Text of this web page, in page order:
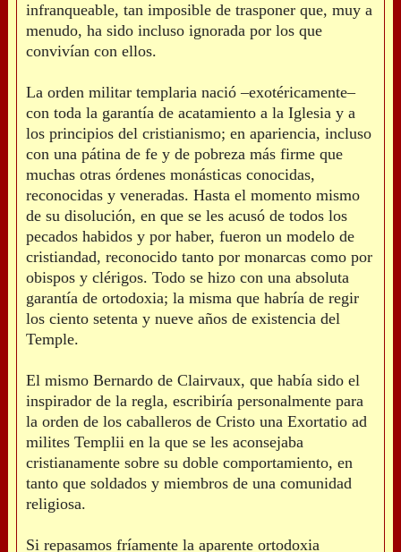
infranqueable, tan imposible de trasponer que, muy a
menudo, ha sido incluso ignorada por los que
convivían con ellos.
La orden militar templaria nació –exotéricamente–
con toda la garantía de acatamiento a la Iglesia y a
los principios del cristianismo; en apariencia, incluso
con una pátina de fe y de pobreza más firme que
muchas otras órdenes monásticas conocidas,
reconocidas y veneradas. Hasta el momento mismo
de su disolución, en que se les acusó de todos los
pecados habidos y por haber, fueron un modelo de
cristiandad, reconocido tanto por monarcas como por
obispos y clérigos. Todo se hizo con una absoluta
garantía de ortodoxia; la misma que habría de regir
los ciento setenta y nueve años de existencia del
Temple.
El mismo Bernardo de Clairvaux, que había sido el
inspirador de la regla, escribiría personalmente para
la orden de los caballeros de Cristo una Exortatio ad
milites Templii en la que se les aconsejaba
cristianamente sobre su doble comportamiento, en
tanto que soldados y miembros de una comunidad
religiosa.
Si repasamos fríamente la aparente ortodoxia